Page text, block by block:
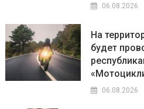
06.08.2026
На
будет
06.08.2026